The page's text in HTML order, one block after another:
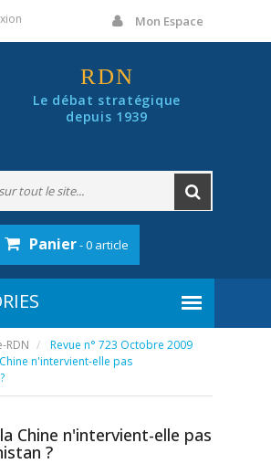
Mon Espace
RDN
Le débat stratégique
depuis 1939
Panier- 0 article
RDN
Revue n° 723 Octobre 2009
n'intervient-elle pas
Chine n'intervient-elle pas
?